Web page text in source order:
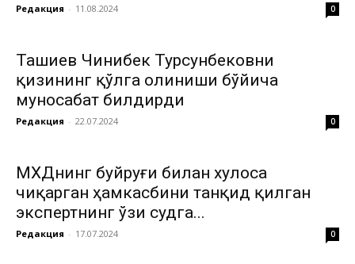
Редакция - 11.08.2024 0
Ташиев Чинибек Турсунбековни
қизининг қўлга олиниши бўйича
муносабат билдирди
Редакция - 22.07.2024 0
МХДҚнинг буйруғи билан хулоса
чиқарган ҳамкасбини танқид қилган
экспертнинг ўзи судга...
Редакция - 17.07.2024 0